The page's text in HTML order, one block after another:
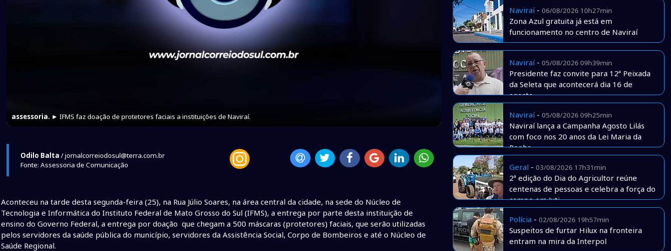
assessoria. ► IFMS faz doação de protetores faciais a instituições de Naviraí.
Odilo Balta / jornalcorreiodosul@terra.com.br
Fonte: Assessoria de Comunicação
Aconteceu na tarde desta segunda-feira (25), na Rua Júlio Soares, na área central da cidade, na sede do Núcleo de
Tecnologia e Informática do Instituto Federal de Mato Grosso do Sul (IFMS), a entrega por parte desta instituição de
ensino do Governo Federal, a entrega por doação que chegam a 500 máscaras (protetores) faciais, que serão utilizadas
pelos servidores da saúde pública do município, servidores da Assistência Social, Corpo de Bombeiros e até o Núcleo de
Saúde Regional.
Naviraí- 06/08/2026 10h27min
Zona Azul gratuita já está em
funcionamento no centro de Naviraí
Naviraí- 05/08/2026 09h39min
Presidente faz convite para 12ª Peixada
da Seleta que acontecerá dia 16 de
agosto
Naviraí- 05/08/2026 09h25min
Naviraí lança a Campanha Agosto Lilás
com foco nos 20 anos da Lei Maria da
Penha
Geral - 03/08/2026 17h31min
2ª edição do Dia do Agricultor reúne
centenas de pessoas e celebra a força do
campo em Juti
Polícia - 02/08/2026 19h57min
Suspeitos de furtar Hilux na fronteira
entram na mira da Interpol